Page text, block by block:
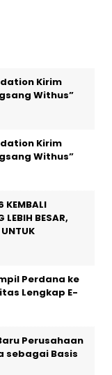
Kirim
Withus”
Kirim
Withus”
KEMBALI
LEBIH BESAR,
Perdana ke
Lengkap E-
Perusahaan
sebagai Basis